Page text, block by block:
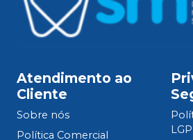
Atendimento ao
Cliente
Sobre nós
Política Comercial